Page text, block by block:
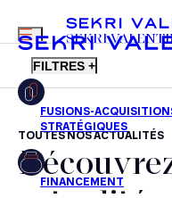
FR EN
MENU
SEKRI
FILTRES +
Fusions-acquisitions et
TOUTES NOS ACTUALITÉS